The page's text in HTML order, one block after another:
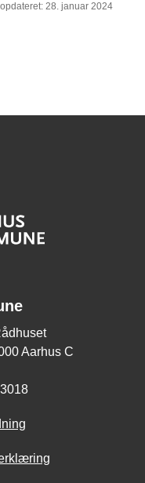
28. januar 2024
Aarhus C